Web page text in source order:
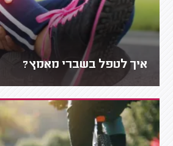
איך לטפל בשברי מאמץ?